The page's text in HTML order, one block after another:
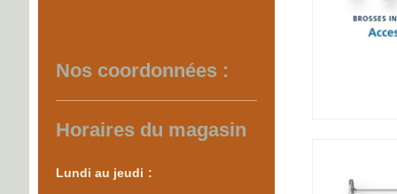
Nos coordonnées :
Horaires du magasin
Lundi au je​udi :